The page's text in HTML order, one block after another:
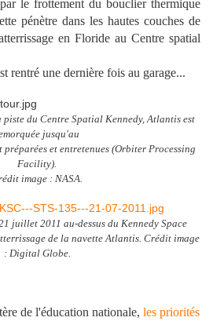
le frottement du bouclier thermique
pénètre dans les hautes couches de
en Floride au Centre spatial
rentré une dernière fois au garage...
du Centre Spatial Kennedy, Atlantis est
jusqu'au
préparées et entretenues (Orbiter Processing
Facility).
image : NASA.
juillet 2011 au-dessus du Kennedy Space
de la navette Atlantis. Crédit image
: Digital Globe.
de l'éducation nationale, les priorités